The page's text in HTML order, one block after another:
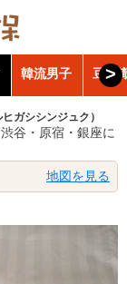
韓流男子 豆知
>
ヒガシシンジュク）
谷・原宿・銀座に
地図を見る